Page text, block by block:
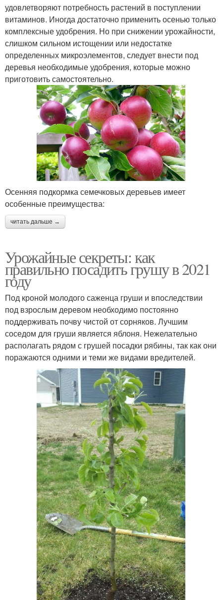
удовлетворяют потребность растений в поступлении
витаминов. Иногда достаточно применить осенью только
комплексные удобрения. Но при снижении урожайности,
слишком сильном истощении или недостатке
определенных микроэлементов, следует внести под
деревья необходимые удобрения, которые можно
приготовить самостоятельно.
Осенняя подкормка семечковых деревьев имеет
особенные преимущества:
читать дальше →
Урожайные секреты: как
правильно посадить грушу в 2021
году
Под кроной молодого саженца груши и впоследствии
под взрослым деревом необходимо постоянно
поддерживать почву чистой от сорняков. Лучшим
соседом для груши является яблоня. Нежелательно
располагать рядом с грушей посадки рябины, так как они
поражаются одними и теми же видами вредителей.